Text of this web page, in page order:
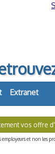
Extranet
vos offre
employeurs et non les